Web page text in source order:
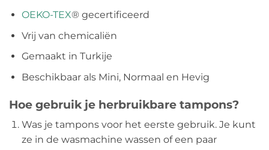
OEKO-TEX® gecertificeerd
Vrij van chemicaliën
Gemaakt in Turkije
Beschikbaar als Mini, Normaal en Hevig
Hoe gebruik je herbruikbare tampons?
Was je tampons voor het eerste gebruik. Je kunt
ze in de wasmachine wassen of een paar